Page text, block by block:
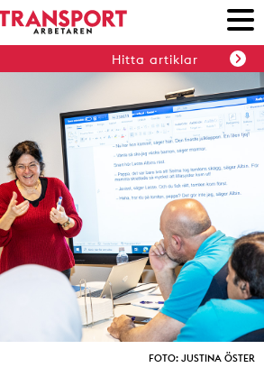
Hitta artiklar
FOTO: JUSTINA ÖSTER